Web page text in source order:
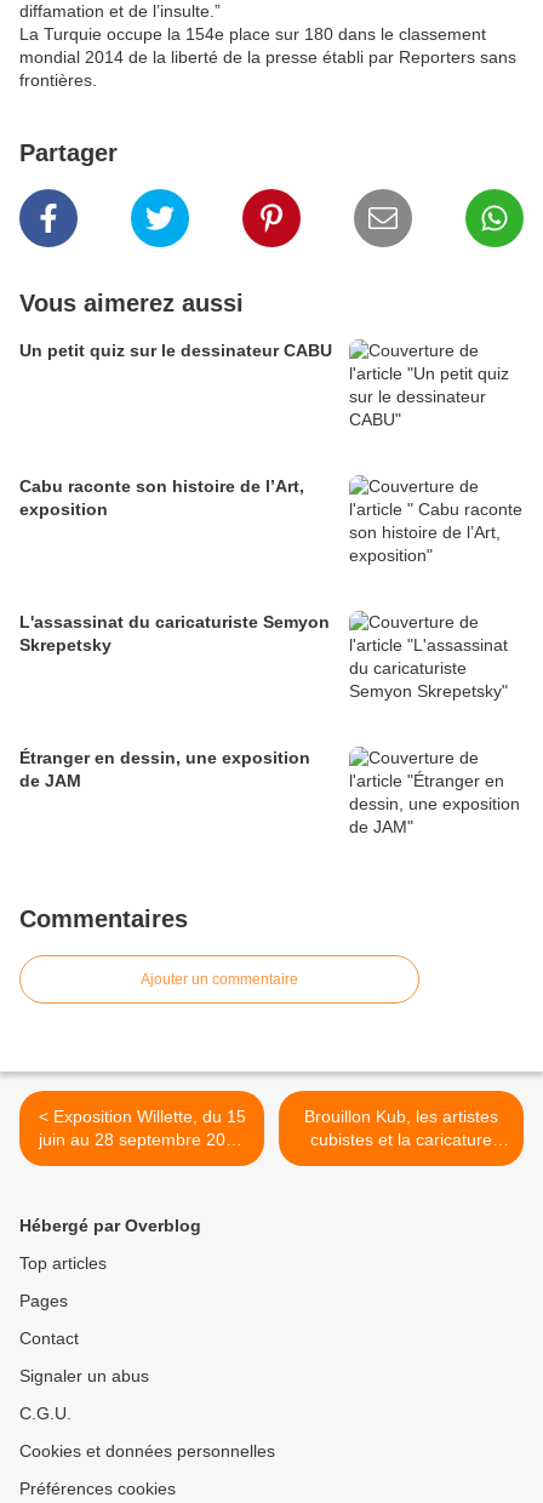
diffamation et de l’insulte.”
La Turquie occupe la 154e place sur 180 dans le classement
mondial 2014 de la liberté de la presse établi par Reporters sans
frontières.
Partager
Vous aimerez aussi
Un petit quiz sur le dessinateur CABU
Cabu raconte son histoire de l’Art,
exposition
L'assassinat du caricaturiste Semyon
Skrepetsky
Étranger en dessin, une exposition
de JAM
Commentaires
Ajouter un commentaire
< Exposition Willette, du 15
juin au 28 septembre 2014
à Lisle Adam (Val d'Oise)
Brouillon Kub, les artistes
cubistes et la caricature
1911-1918 : le catalogue >
Hébergé par Overblog
Top articles
Pages
Contact
Signaler un abus
C.G.U.
Cookies et données personnelles
Préférences cookies